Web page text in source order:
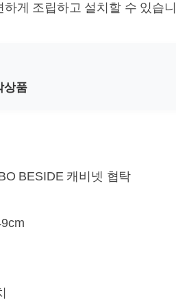
게 조립하고 설치할 수 있습
상품
BESIDE 캐비넷 협탁